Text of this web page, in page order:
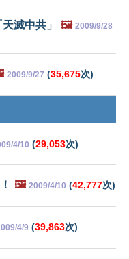
滅中共」 🖼️ 2009/9/28
2009/9/27 (35,675次)
4/10 (29,053次)
🖼️ 2009/4/10 (42,777次)
4/9 (39,863次)